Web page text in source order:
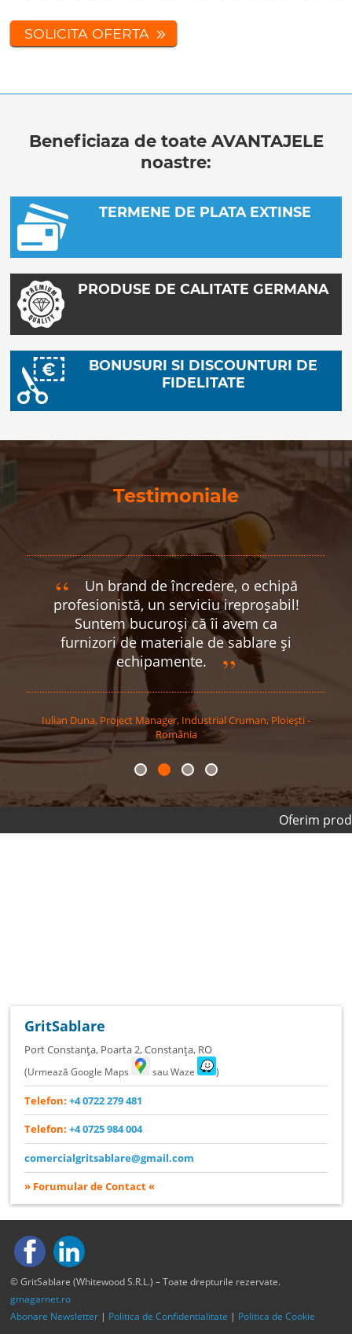
SOLICITA OFERTA
Beneficiaza de toate AVANTAJELE
noastre:
TERMENE DE PLATA EXTINSE
PRODUSE DE CALITATE GERMANA
BONUSURI SI DISCOUNTURI DE
FIDELITATE
Testimoniale
Un brand de încredere, o echipă
profesionistă, un serviciu ireproșabil!
Suntem bucuroși că îi avem ca
furnizori de materiale de sablare și
echipamente.
Iulian Duna, Project Manager, Industrial Cruman, Ploiești -
România
Oferim produse de
GritSablare
Port Constanța, Poarta 2,Constanța, RO
(Urmează Google Maps sau Waze )
Telefon: +4 0722 279 481
Telefon: +4 0725 984 004
comercialgritsablare@gmail.com
» Forumular de Contact «
© GritSablare (Whitewood S.R.L.) – Toate drepturile rezervate.
gmagarnet.ro
Abonare Newsletter | Politica de Confidentialitate | Politica de Cookie